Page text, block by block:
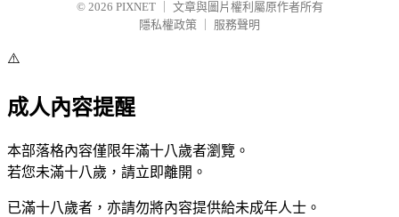
© 2026 PIXNET
文章與圖片權利屬原作者所有
隱私權政策
服務聲明
⚠️
成人內容提醒
本部落格內容僅限年滿十八歲者瀏覽。
若您未滿十八歲，請立即離開。
已滿十八歲者，亦請勿將內容提供給未成年人士。